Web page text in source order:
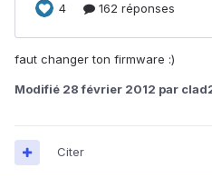
faut changer ton firmware :)
Modifié 28 février 2012 par
Citer